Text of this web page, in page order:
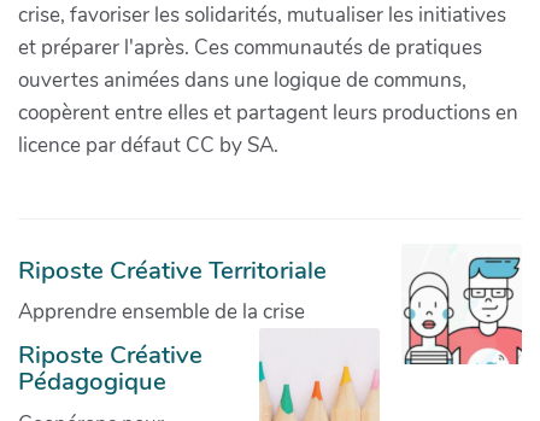
crise, favoriser les solidarités, mutualiser les initiatives
et préparer l'après. Ces communautés de pratiques
ouvertes animées dans une logique de communs,
coopèrent entre elles et partagent leurs productions en
licence par défaut CC by SA.
Riposte Créative Territoriale
Apprendre ensemble de la crise
Riposte Créative
Pédagogique